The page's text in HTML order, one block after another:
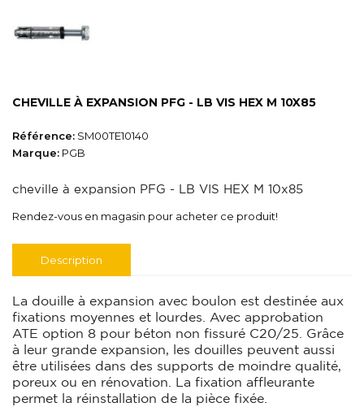
CHEVILLE À EXPANSION PFG - LB VIS HEX M 10X85
Référence: SM00TE10140
Marque: PGB
cheville à expansion PFG - LB VIS HEX M 10x85
Rendez-vous en magasin pour acheter ce produit!
Description
La douille à expansion avec boulon est destinée aux
fixations moyennes et lourdes. Avec approbation
ATE option 8 pour béton non fissuré C20/25. Grâce
à leur grande expansion, les douilles peuvent aussi
être utilisées dans des supports de moindre qualité,
poreux ou en rénovation. La fixation affleurante
permet la réinstallation de la pièce fixée.